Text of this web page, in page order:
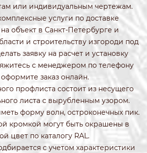
или индивидуальным чертежам.
услуги по доставке
объект в Санкт-Петербурге и
и строительству изгороди под
заявку на расчет и установку
с менеджером по телефону
заказ онлайн.
профлиста состоит из несущего
листа с вырубленным узором.
форму волн, остроконечных пик.
кромкой могут быть окрашены в
цвет по каталогу RAL.
с учетом характеристики